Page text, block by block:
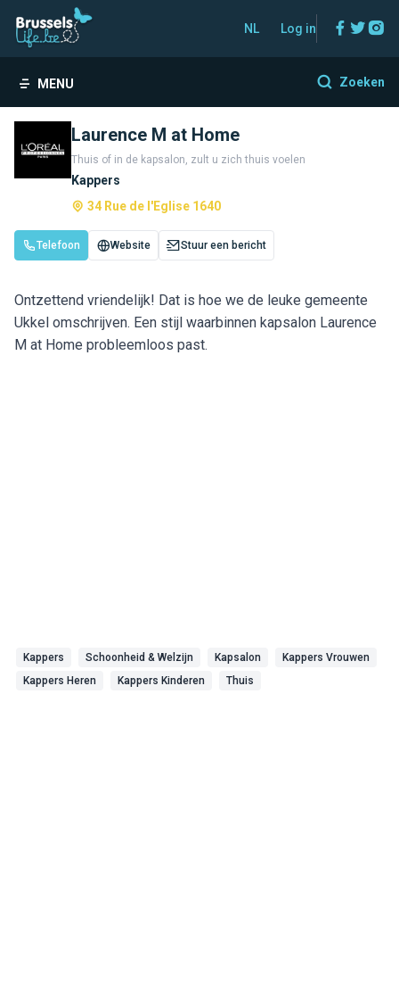
NL Log in
MENU Zoeken
Laurence M at Home
Thuis of in de kapsalon, zult u zich thuis voelen
Kappers
34 Rue de l'Eglise 1640
Telefoon Website Stuur een bericht
Ontzettend vriendelijk! Dat is hoe we de leuke gemeente
Ukkel omschrijven. Een stijl waarbinnen kapsalon Laurence
M at Home probleemloos past.
Kappers Schoonheid & Welzijn Kapsalon
Kappers Vrouwen
Kappers Heren
Kappers Kinderen Thuis